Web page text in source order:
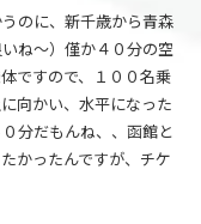
のに、新千歳から青森
ね～）僅か４０分の空
ですので、１００名乗
向かい、水平になった
分だもんね、、函館と
かったんですが、チケ